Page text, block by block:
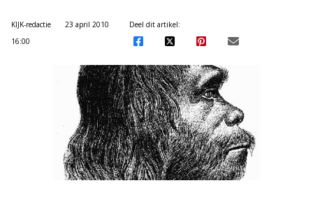
KIJK-redactie
23 april 2010
16:00
Deel dit artikel: